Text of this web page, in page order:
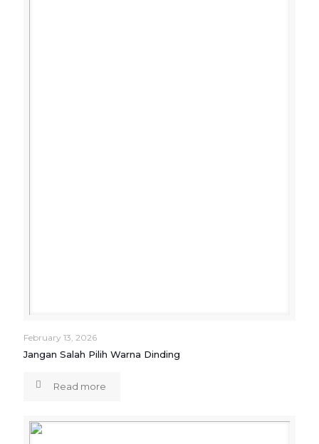
February 13, 2026
Jangan Salah Pilih Warna Dinding
Read more